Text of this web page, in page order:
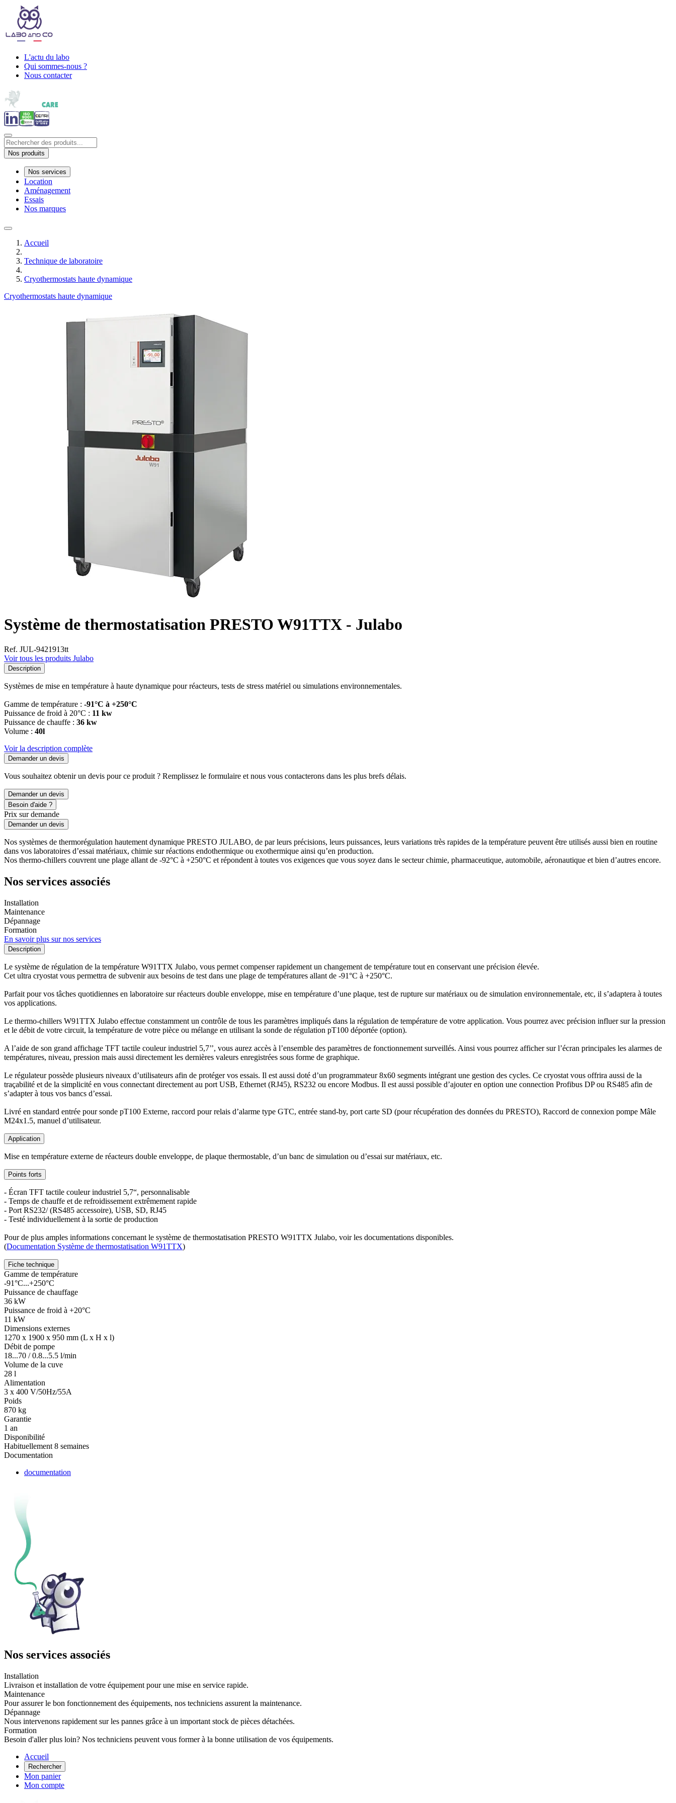
L'actu du labo
Qui sommes-nous ?
Nous contacter
Nos produits
Nos services
Location
Aménagement
Essais
Nos marques
Accueil
Technique de laboratoire
Cryothermostats haute dynamique
Cryothermostats haute dynamique
Système de thermostatisation PRESTO W91TTX - Julabo
Ref. JUL-9421913tt
Voir tous les produits Julabo
Description
Systèmes de mise en température à haute dynamique pour réacteurs, tests de stress matériel ou simulations environnementales.
Gamme de température : -91°C à +250°C
Puissance de froid à 20°C : 11 kw
Puissance de chauffe : 36 kw
Volume : 40l
Voir la description complète
Demander un devis
Vous souhaitez obtenir un devis pour ce produit ? Remplissez le formulaire et nous vous contacterons dans les plus brefs délais.
Demander un devis
Besoin d'aide ?
Prix sur demande
Demander un devis
Nos systèmes de thermorégulation hautement dynamique PRESTO JULABO, de par leurs précisions, leurs puissances, leurs variations très rapides de la température peuvent être utilisés aussi bien en routine
dans vos laboratoires d’essai matériaux, chimie sur réactions endothermique ou exothermique ainsi qu’en production.
Nos thermo-chillers couvrent une plage allant de -92°C à +250°C et répondent à toutes vos exigences que vous soyez dans le secteur chimie, pharmaceutique, automobile, aéronautique et bien d’autres encore.
Nos services associés
Installation
Maintenance
Dépannage
Formation
En savoir plus sur nos services
Description
Le système de régulation de la température W91TTX Julabo, vous permet compenser rapidement un changement de température tout en conservant une précision élevée.
Cet ultra cryostat vous permettra de subvenir aux besoins de test dans une plage de températures allant de -91°C à +250°C.
Parfait pour vos tâches quotidiennes en laboratoire sur réacteurs double enveloppe, mise en température d’une plaque, test de rupture sur matériaux ou de simulation environnementale, etc, il s’adaptera à toutes
vos applications.
Le thermo-chillers W91TTX Julabo effectue constamment un contrôle de tous les paramètres impliqués dans la régulation de température de votre application. Vous pourrez avec précision influer sur la pression
et le débit de votre circuit, la température de votre pièce ou mélange en utilisant la sonde de régulation pT100 déportée (option).
A l’aide de son grand affichage TFT tactile couleur industriel 5,7’’, vous aurez accès à l’ensemble des paramètres de fonctionnement surveillés. Ainsi vous pourrez afficher sur l’écran principales les alarmes de
températures, niveau, pression mais aussi directement les dernières valeurs enregistrées sous forme de graphique.
Le régulateur possède plusieurs niveaux d’utilisateurs afin de protéger vos essais. Il est aussi doté d’un programmateur 8x60 segments intégrant une gestion des cycles. Ce cryostat vous offrira aussi de la
traçabilité et de la simplicité en vous connectant directement au port USB, Ethernet (RJ45), RS232 ou encore Modbus. Il est aussi possible d’ajouter en option une connection Profibus DP ou RS485 afin de
s’adapter à tous vos bancs d’essai.
Livré en standard entrée pour sonde pT100 Externe, raccord pour relais d’alarme type GTC, entrée stand-by, port carte SD (pour récupération des données du PRESTO), Raccord de connexion pompe Mâle
M24x1.5, manuel d’utilisateur.
Application
Mise en température externe de réacteurs double enveloppe, de plaque thermostable, d’un banc de simulation ou d’essai sur matériaux, etc.
Points forts
- Écran TFT tactile couleur industriel 5,7“, personnalisable
- Temps de chauffe et de refroidissement extrêmement rapide
- Port RS232/ (RS485 accessoire), USB, SD, RJ45
- Testé individuellement à la sortie de production
Pour de plus amples informations concernant le système de thermostatisation PRESTO W91TTX Julabo, voir les documentations disponibles.
(Documentation Système de thermostatisation W91TTX)
Fiche technique
Gamme de température
-91°C...+250°C
Puissance de chauffage
36 kW
Puissance de froid à +20°C
11 kW
Dimensions externes
1270 x 1900 x 950 mm (L x H x l)
Débit de pompe
18...70 / 0.8...5.5 l/min
Volume de la cuve
28 l
Alimentation
3 x 400 V/50Hz/55A
Poids
870 kg
Garantie
1 an
Disponibilité
Habituellement 8 semaines
Documentation
documentation
Nos services associés
Installation
Livraison et installation de votre équipement pour une mise en service rapide.
Maintenance
Pour assurer le bon fonctionnement des équipements, nos techniciens assurent la maintenance.
Dépannage
Nous intervenons rapidement sur les pannes grâce à un important stock de pièces détachées.
Formation
Besoin d'aller plus loin? Nos techniciens peuvent vous former à la bonne utilisation de vos équipements.
Accueil
Rechercher
Mon panier
Mon compte